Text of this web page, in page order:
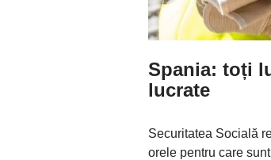
Spania: toți
lucrate
Securitatea Socială
orele pentru care